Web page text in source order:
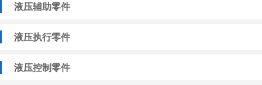
液压辅助零件
液压执行零件
液压控制零件